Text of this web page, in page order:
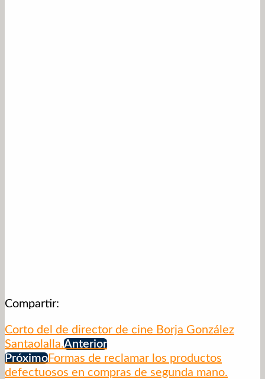
Compartir:
Corto del de director de cine Borja González
Santaolalla.Anterior
PróximoFormas de reclamar los productos
defectuosos en compras de segunda mano.